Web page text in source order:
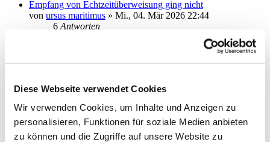
Diese Webseite verwendet Cookies
Wir verwenden Cookies, um Inhalte und Anzeigen zu
personalisieren, Funktionen für soziale Medien anbieten
zu können und die Zugriffe auf unsere Website zu
Empfang von Echtzeitüberweisung ging nicht
von ursus maritimus » Mi., 04. Mär 2026 22:44
6 Antworten
vonhalbmond14»Do., 05. Mär 2026 11:14
1829Zugriffe
Letzter Beitragvonhalbmond14
Do., 05. Mär 2026 12:07